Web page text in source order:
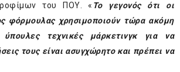
του ΠΟΥ. « Το γεγονός ότι οι
φόρμουλας χρησιμοποιούν τώρα ακόμη
τεχνικές μάρκετινγκ για να
τους είναι ασυγχώρητο και πρέπει να